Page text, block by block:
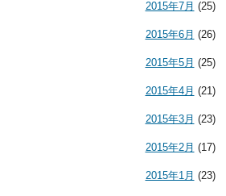
2015年7月 (25)
2015年6月 (26)
2015年5月 (25)
2015年4月 (21)
2015年3月 (23)
2015年2月 (17)
2015年1月 (23)